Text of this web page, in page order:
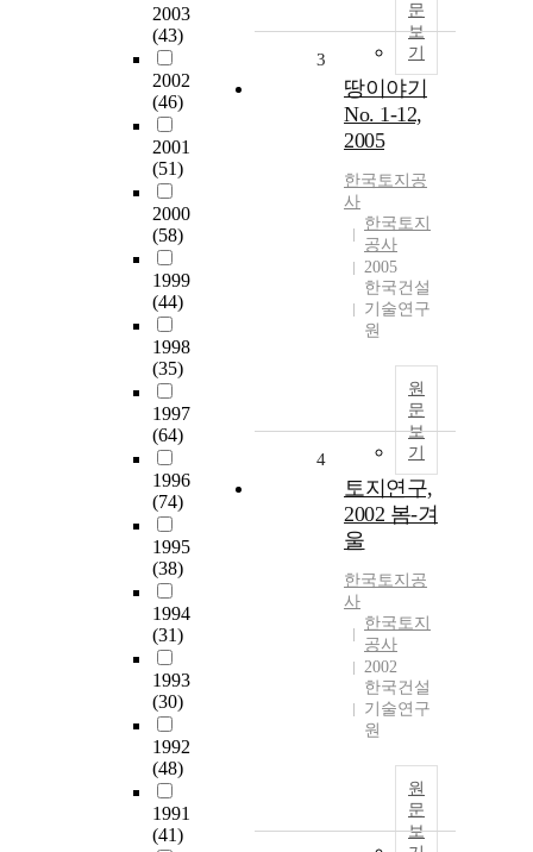
2003
(43)
2002
(46)
2001
(51)
2000
(58)
1999
(44)
1998
(35)
1997
(64)
1996
(74)
1995
(38)
1994
(31)
1993
(30)
1992
(48)
1991
(41)
문
보
기
3
땅이야기
No. 1-12,
2005
한국토지공
사
한국토지
공사
2005
한국건설
기술연구
원
원
문
보
기
4
토지연구,
2002 봄-겨
울
한국토지공
사
한국토지
공사
2002
한국건설
기술연구
원
원
문
보